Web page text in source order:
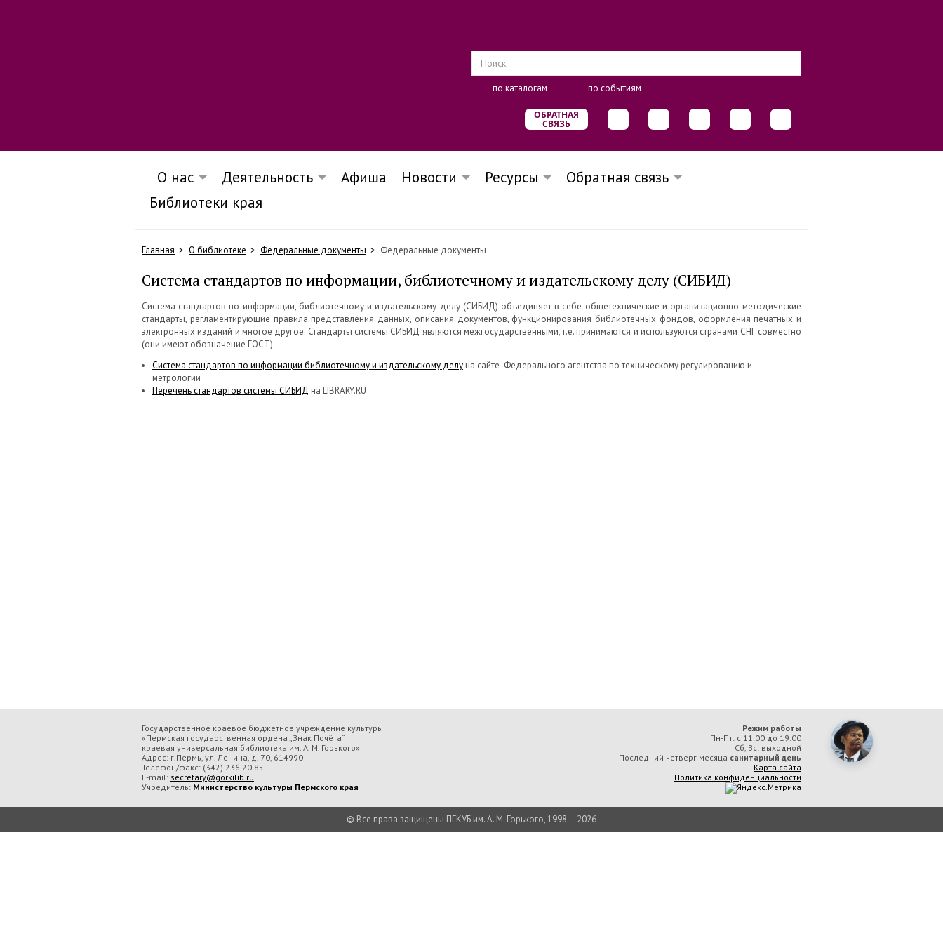
по каталогам по событиям
ОБРАТНАЯ
СВЯЗЬ
О нас Деятельность Афиша Новости Ресурсы
Обратная связь
Библиотеки края
Главная О библиотеке Федеральные документы Федеральные документы
Система стандартов по информации, библиотечному и издательскому делу (СИБИД)
Система стандартов по информации, библиотечному и издательскому делу (СИБИД) объединяет в себе общетехнические и организационно-методические
стандарты, регламентирующие правила представления данных, описания документов, функционирования библиотечных фондов, оформления печатных и
электронных изданий и многое другое. Стандарты системы СИБИД являются межгосударственными, т.е. принимаются и используются странами СНГ совместно
(они имеют обозначение ГОСТ).
Система стандартов по информации библиотечному и издательскому делу на сайте Федерального агентства по техническому регулированию и
метрологии
Перечень стандартов системы СИБИД на LIBRARY.RU
Государственное краевое бюджетное учреждение культуры
«Пермская государственная ордена „Знак Почёта“
краевая универсальная библиотека им. А. М. Горького»
Адрес: г.Пермь, ул. Ленина, д. 70, 614990
Телефон/факс: (342) 236 20 85
E-mail: secretary@gorkilib.ru
Учредитель: Министерство культуры Пермского края
Режим работы
Пн-Пт: с 11:00 до 19:00
Сб, Вс: выходной
Последний четверг месяца санитарный день
Карта сайта
Политика конфиденциальности
© Все права защищены ПГКУБ им. А. М. Горького, 1998 – 2026
Во время посещения сайта Государственное краевое бюджетное учреждение культуры «Пермская государственная ордена „Знак Почёта“ краевая универсальная библиотека им. А. М. Горького» вы соглашаетесь с тем, что мы
обрабатываем данные с использованием метрических программ.